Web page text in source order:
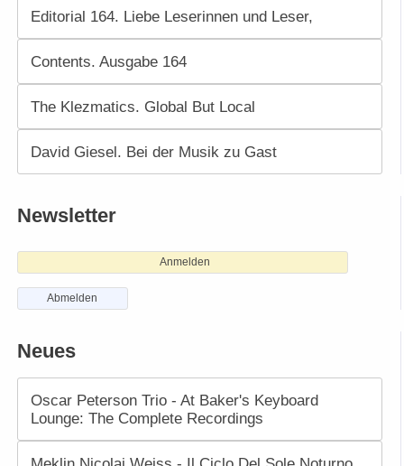
Editorial 164. Liebe Leserinnen und Leser,
Contents. Ausgabe 164
The Klezmatics. Global But Local
David Giesel. Bei der Musik zu Gast
Newsletter
Anmelden
Abmelden
Neues
Oscar Peterson Trio - At Baker's Keyboard
Lounge: The Complete Recordings